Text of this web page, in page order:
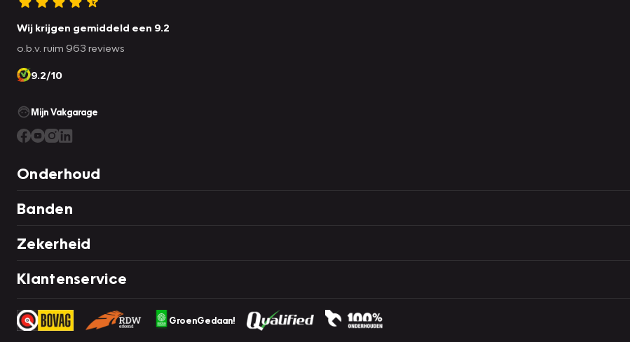
Wij krijgen gemiddeld een 9.2
o.b.v. ruim 963 reviews
9.2/10
Mijn Vakgarage
Onderhoud
Banden
Zekerheid
Klantenservice
GroenGedaan!